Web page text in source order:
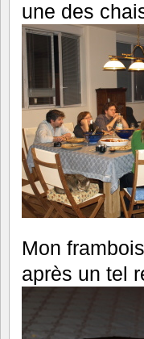
une des
Mon
après un tel